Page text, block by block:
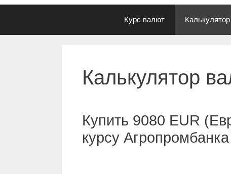
Курс валют
Калькулятор
Купить 9080 EUR
курсу Агропромбанка